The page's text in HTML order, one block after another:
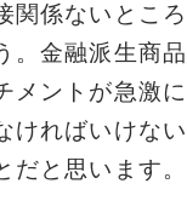
関係ないところ
。金融派生商品
メントが急激に
ければいけない
だと思います。